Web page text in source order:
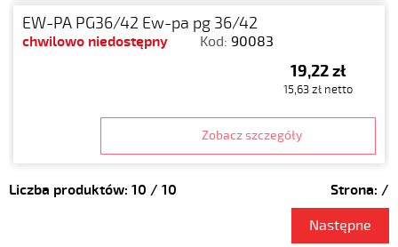
EW-PA PG36/42 Ew-pa pg 36/42
chwilowo niedostępny Kod: 90083
19,22 zł
15,63 zł netto
Zobacz szczegóły
Liczba produktów: 10 / 10 Strona: /
Następne